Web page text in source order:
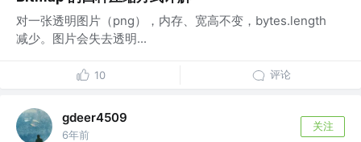
对一张透明图片（png），内存、宽高不变，bytes.length
减少。图片会失去透明...
10 评论
gdeer4509
6年前
关注